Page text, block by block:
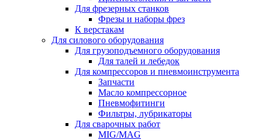
Для фрезерных станков
Фрезы и наборы фрез
К верстакам
Для силового оборудования
Для грузоподъемного оборудования
Для талей и лебедок
Для компрессоров и пневмоинструмента
Запчасти
Масло компрессорное
Пневмофитинги
Фильтры, лубрикаторы
Для сварочных работ
MIG/MAG